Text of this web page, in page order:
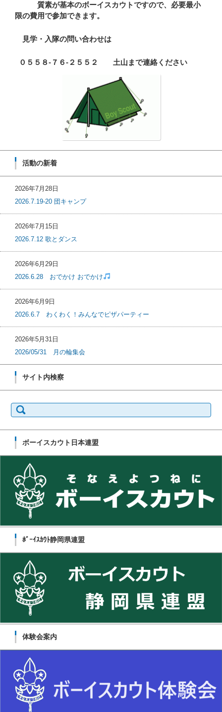
質素が基本のボーイスカウトですので、必要最小
限の費用で参加できます。
見学・入隊の問い合わせは
０５５８-７６-２５５２ 土山まで連絡ください
活動の新着
2026年7月28日
2026.7.19-20 団キャンプ
2026年7月15日
2026.7.12 歌とダンス
2026年6月29日
2026.6.28 おでかけ おでかけ
2026年6月9日
2026.6.7 わくわく！みんなでピザパーティー
2026年5月31日
2026/05/31 月の輪集会
サイト内検察
索:
ボーイスカウト日本連盟
ﾎﾞｰｲｽｶｳﾄ静岡県連盟
体験会案内